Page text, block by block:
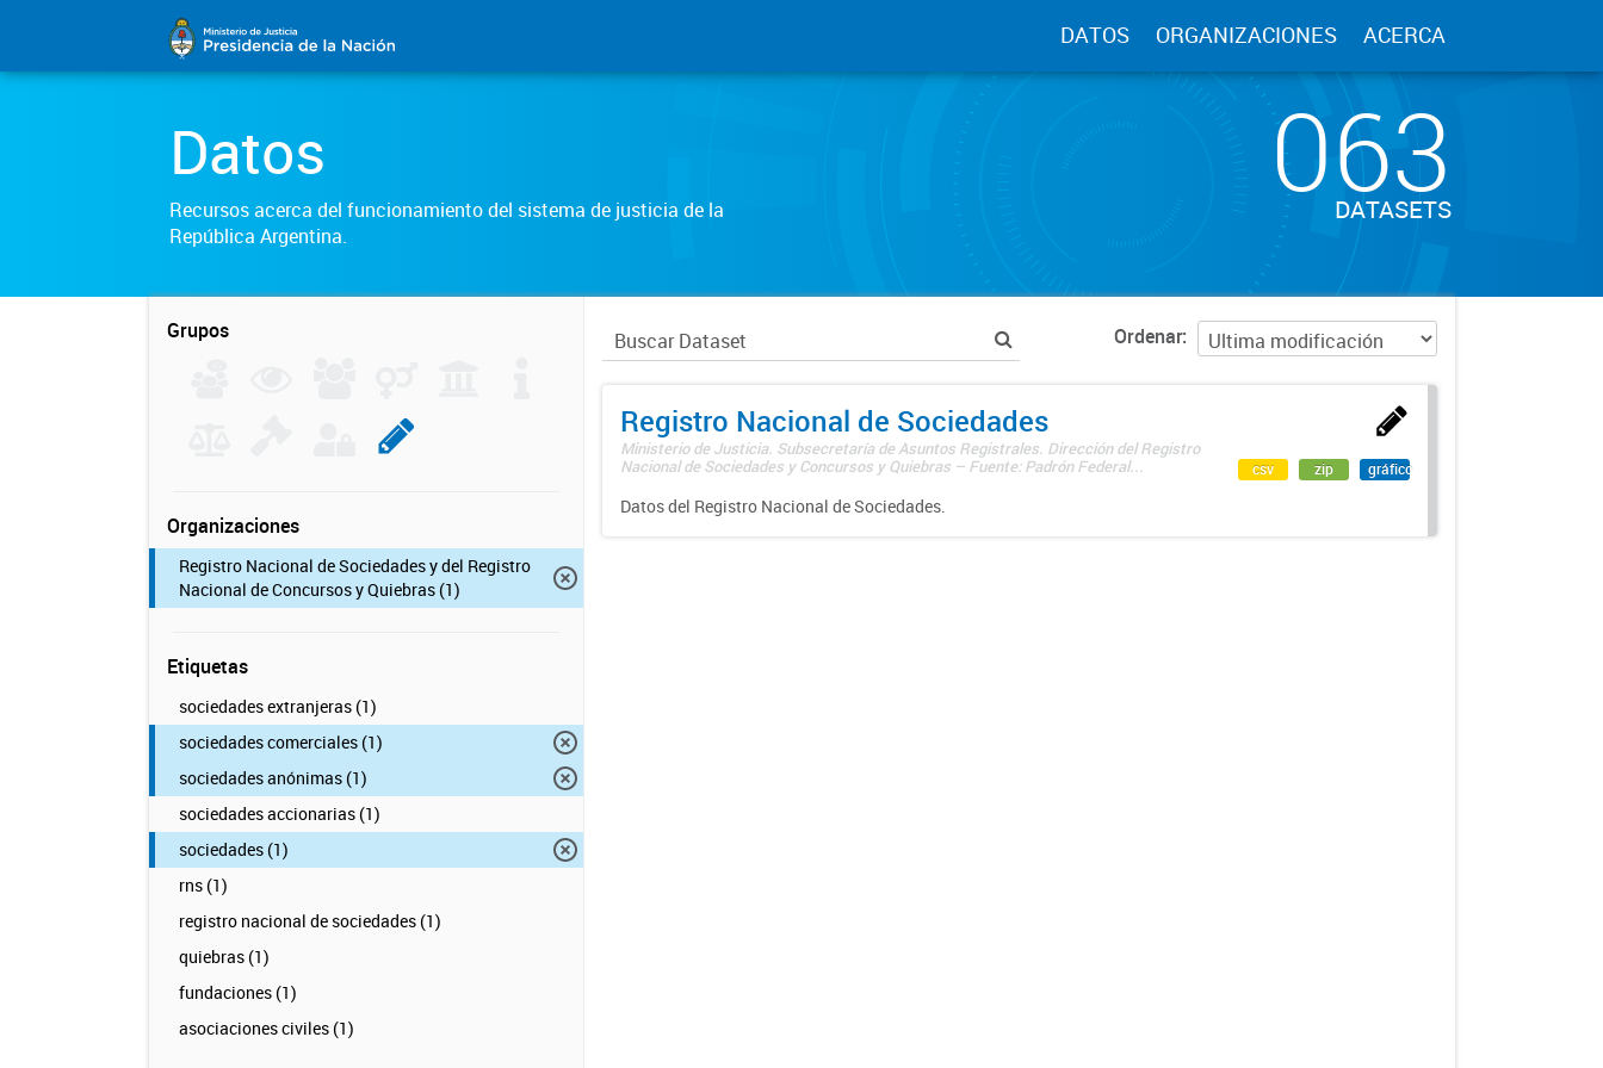
DATOS ORGANIZACIONES ACERCA
Datos
Recursos acerca del funcionamiento del sistema de justicia de la
República Argentina.
063
DATASETS
Grupos
Organizaciones
Registro Nacional de Sociedades y del Registro
Nacional de Concursos y Quiebras (1)
Etiquetas
sociedades extranjeras (1)
sociedades comerciales (1)
sociedades anónimas (1)
sociedades accionarias (1)
sociedades (1)
rns (1)
registro nacional de sociedades (1)
quiebras (1)
fundaciones (1)
asociaciones civiles (1)
Ordenar
Registro Nacional de Sociedades
Ministerio de Justicia. Subsecretaría de Asuntos Registrales. Dirección del Registro
Nacional de Sociedades y Concursos y Quiebras – Fuente: Padrón Federal...
Datos del Registro Nacional de Sociedades.
csv zip gráfico